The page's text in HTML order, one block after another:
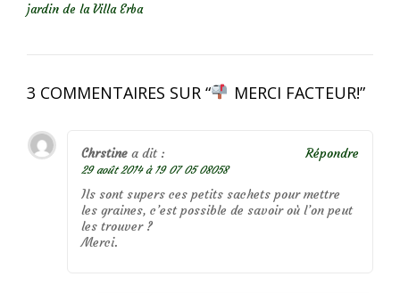
jardin de la Villa Erba
3 COMMENTAIRES SUR “ MERCI FACTEUR!”
Chrstine a dit :
29 août 2014 à 19 07 05 08058
Ils sont supers ces petits sachets pour mettre
les graines, c’est possible de savoir où l’on peut
les trouver ?
Merci.
Répondre